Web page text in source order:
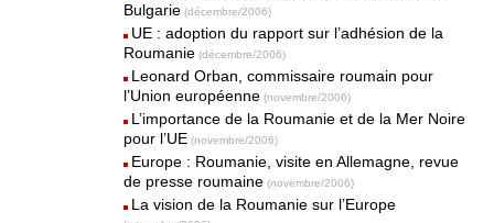
Bulgarie (décembre/2006)
UE : adoption du rapport sur l’adhésion de la
Roumanie (décembre/2006)
Leonard Orban, commissaire roumain pour
l’Union européenne (novembre/2006)
L’importance de la Roumanie et de la Mer Noire
pour l’UE (novembre/2006)
Europe : Roumanie, visite en Allemagne, revue
de presse roumaine (novembre/2006)
La vision de la Roumanie sur l’Europe